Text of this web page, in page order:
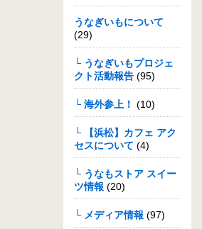
うなぎいもについて
(29)
└ うなぎいもプロジェ
クト活動報告 (95)
└ 海外参上！ (10)
└ 【浜松】カフェ アク
セスについて (4)
└ うなもストア スイー
ツ情報 (20)
└ メディア情報 (97)